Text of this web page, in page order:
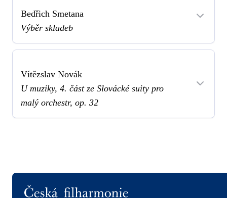
Bedřich Smetana
Výběr skladeb
Vítězslav Novák
U muziky, 4. část ze Slovácké suity pro
malý orchestr, op. 32